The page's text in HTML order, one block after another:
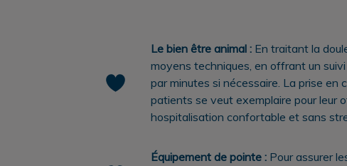
Le bien être animal : En traitant la
moyens techniques, en offrant un
par minutes si nécessaire. La prise en
patients se veut exemplaire pour leur
hospitalisation confortable et sans
Équipement de pointe : Pour assurer